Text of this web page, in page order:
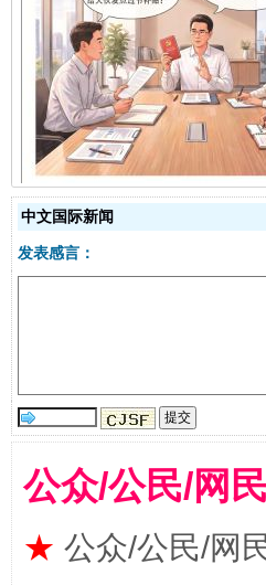
揭开“小金库”的免责幌
中文国际新闻
发表感言：
公众/公民/网
★ 公众/公民/网